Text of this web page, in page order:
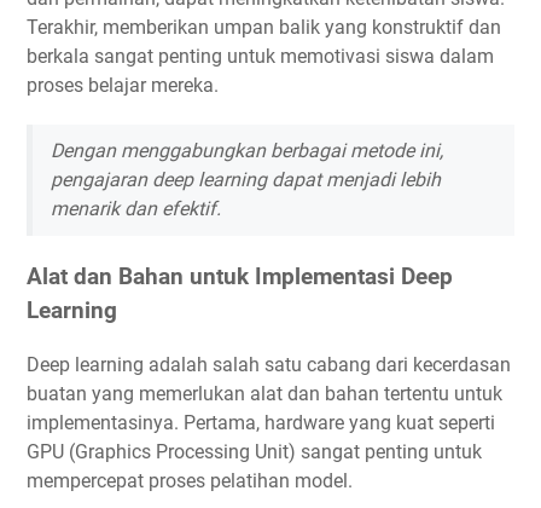
Terakhir, memberikan umpan balik yang konstruktif dan
berkala sangat penting untuk memotivasi siswa dalam
proses belajar mereka.
Dengan menggabungkan berbagai metode ini,
pengajaran deep learning dapat menjadi lebih
menarik dan efektif.
Alat dan Bahan untuk Implementasi Deep
Learning
Deep learning adalah salah satu cabang dari kecerdasan
buatan yang memerlukan alat dan bahan tertentu untuk
implementasinya. Pertama, hardware yang kuat seperti
GPU (Graphics Processing Unit) sangat penting untuk
mempercepat proses pelatihan model.